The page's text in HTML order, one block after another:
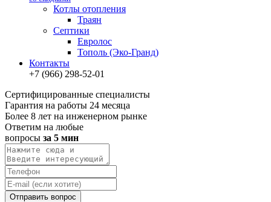
Котлы отопления
Траян
Септики
Евролос
Тополь (Эко-Гранд)
Контакты
+7 (966) 298-52-01
Сертифицированные специалисты
Гарантия на работы 24 месяца
Более 8 лет на инженерном рынке
Ответим на любые
вопросы за 5 мин
Отправить вопрос